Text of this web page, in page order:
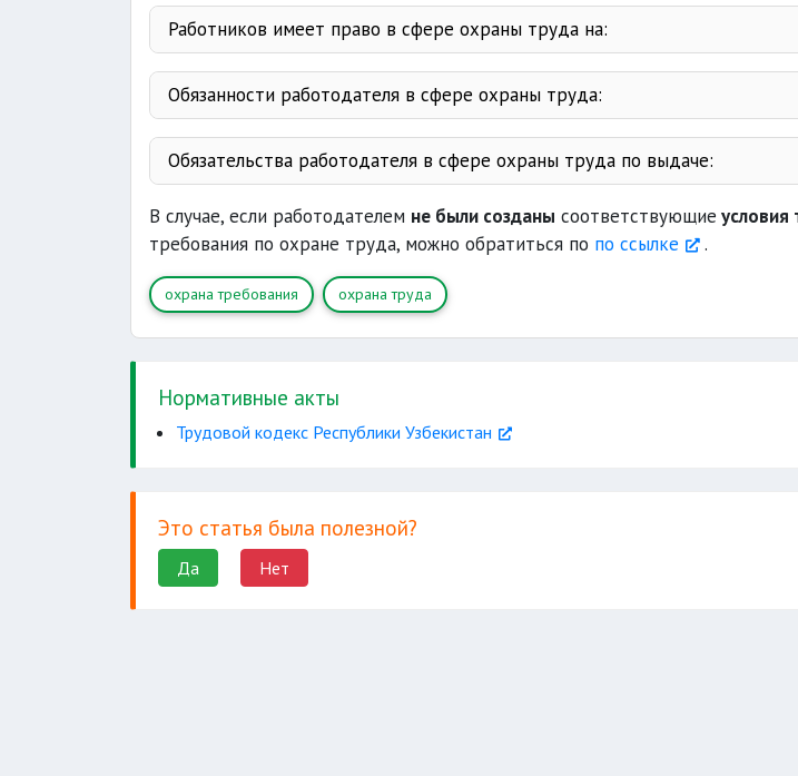
Работников имеет право в сфере охраны труда на:
отвечающее требованиям
информации
выдачу
запроса
льгот
другое
Обязанности работодателя в сфере охраны труда:
условий
безопасности
надзора
об условиях труда
службу по охране труда
обеспечение отдельных категорий работников
Обязательства работодателя в сфере охраны труда по выдаче:
продовольственных продуктов
газированной воды
одежда, обувь,
В случае, если работодателем не были созданы соответствующие условия
требования по охране труда, можно обратиться по по ссылке .
охрана требования охрана труда
Нормативные акты
Трудовой кодекс Республики Узбекистан
Это статья была полезной?
Да Нет